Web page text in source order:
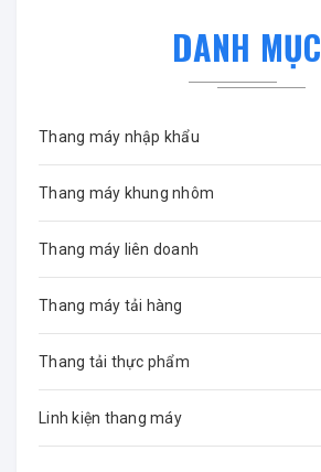
DANH MỤC
Thang máy nhập khẩu
Thang máy khung nhôm
Thang máy liên doanh
Thang máy tải hàng
Thang tải thực phẩm
Linh kiện thang máy